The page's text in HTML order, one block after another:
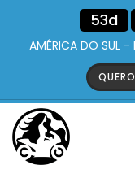
53d
AMÉRICA DO SUL -